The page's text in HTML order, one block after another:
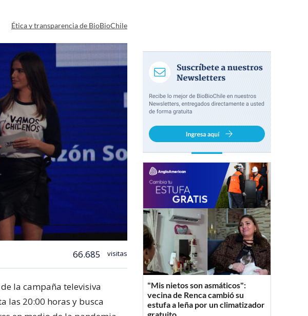
Ética y transparencia de BioBioChile
66.685 visitas
la campaña televisiva
las 20:00 horas y busca
"Mis nietos son asmáticos":
vecina de Renca cambió su
estufa a leña por un climatizador
gratuito